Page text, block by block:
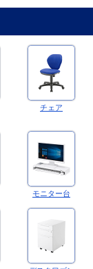
チェア
モニター台